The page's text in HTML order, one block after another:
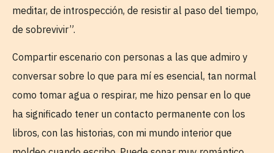
meditar, de introspección, de resistir al paso del tiempo,
de sobrevivir”.
Compartir escenario con personas a las que admiro y
conversar sobre lo que para mí es esencial, tan normal
como tomar agua o respirar, me hizo pensar en lo que
ha significado tener un contacto permanente con los
libros, con las historias, con mi mundo interior que